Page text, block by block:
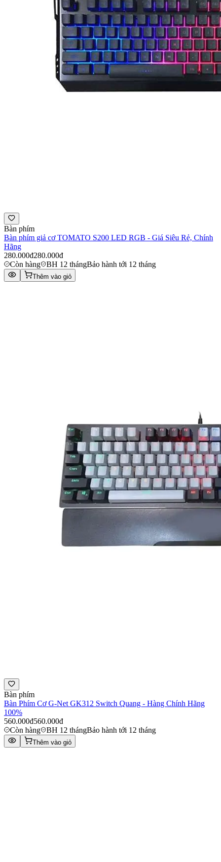
Bàn phím
Bàn phím giả cơ TOMATO S200 LED RGB - Giá Siêu Rẻ, Chính
Hãng
280.000đ280.000đ
Còn hàng
BH 12 thángBảo hành tới 12 tháng
Thêm vào giỏ
Bàn phím
Bàn Phím Cơ G-Net GK312 Switch Quang - Hàng Chính Hãng
100%
560.000đ560.000đ
Còn hàng
BH 12 thángBảo hành tới 12 tháng
Thêm vào giỏ